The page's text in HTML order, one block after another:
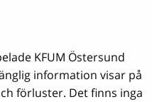
KFUM Östersund
information visar på
förluster. Det finns inga